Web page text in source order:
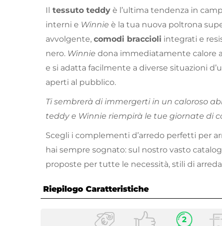
Il tessuto teddy è l’ultima tendenza in
interni e Winnie è la tua nuova poltrona
avvolgente, comodi braccioli integrati e
nero. Winnie dona immediatamente calore
e si adatta facilmente a diverse situazioni
aperti al pubblico.
Ti sembrerà di immergerti in un caloroso
teddy e Winnie riempirà le tue giornate di
Scegli i complementi d’arredo perfetti per
hai sempre sognato: sul nostro vasto
proposte per tutte le necessità, stili di
Riepilogo Caratteristiche
Caratteristiche